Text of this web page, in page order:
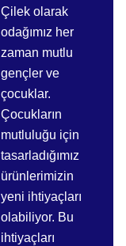
Çilek olarak
odağımız her
zaman mutlu
gençler ve
çocuklar.
Çocukların
mutluluğu için
tasarladığımız
ürünlerimizin
yeni ihtiyaçları
olabiliyor. Bu
ihtiyaçları